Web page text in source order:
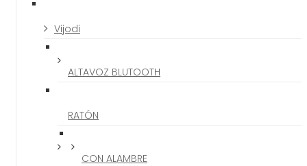
Vijodi
ALTAVOZ BLUTOOTH
RATÓN
CON ALAMBRE